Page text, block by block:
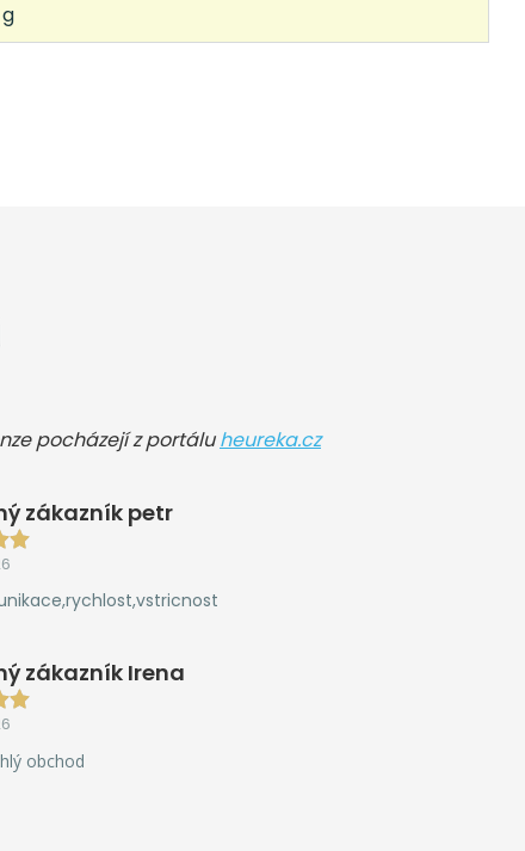
pocházejí z portáluheureka.cz
zákazník petr
zákazník Irena
obchod